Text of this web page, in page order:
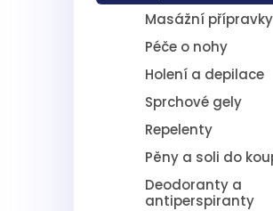
Masážní přípravky
Péče o nohy
Holení a depilace
Sprchové gely
Repelenty
Pěny a soli do
Deodoranty a
antiperspiranty